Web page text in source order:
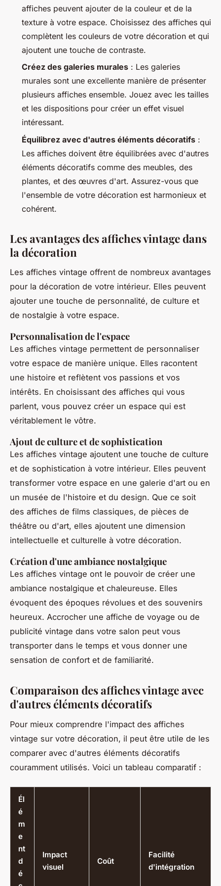
affiches peuvent ajouter de la couleur et de la
texture à votre espace. Choisissez des affiches qui
complètent les couleurs de votre décoration et qui
ajoutent une touche de contraste.
Créez des galeries murales : Les galeries
murales sont une excellente manière de présenter
plusieurs affiches ensemble. Jouez avec les tailles
et les dispositions pour créer un effet visuel
intéressant.
Équilibrez avec d'autres éléments décoratifs :
Les affiches doivent être équilibrées avec d'autres
éléments décoratifs comme des meubles, des
plantes, et des œuvres d'art. Assurez-vous que
l'ensemble de votre décoration est harmonieux et
cohérent.
Les avantages des affiches vintage dans
la décoration
Les affiches vintage offrent de nombreux avantages
pour la décoration de votre intérieur. Elles peuvent
ajouter une touche de personnalité, de culture et
de nostalgie à votre espace.
Personnalisation de l'espace
Les affiches vintage permettent de personnaliser
votre espace de manière unique. Elles racontent
une histoire et reflètent vos passions et vos
intérêts. En choisissant des affiches qui vous
parlent, vous pouvez créer un espace qui est
véritablement le vôtre.
Ajout de culture et de sophistication
Les affiches vintage ajoutent une touche de culture
et de sophistication à votre intérieur. Elles peuvent
transformer votre espace en une galerie d'art ou en
un musée de l'histoire et du design. Que ce soit
des affiches de films classiques, de pièces de
théâtre ou d'art, elles ajoutent une dimension
intellectuelle et culturelle à votre décoration.
Création d'une ambiance nostalgique
Les affiches vintage ont le pouvoir de créer une
ambiance nostalgique et chaleureuse. Elles
évoquent des époques révolues et des souvenirs
heureux. Accrocher une affiche de voyage ou de
publicité vintage dans votre salon peut vous
transporter dans le temps et vous donner une
sensation de confort et de familiarité.
Comparaison des affiches vintage avec
d'autres éléments décoratifs
Pour mieux comprendre l'impact des affiches
vintage sur votre décoration, il peut être utile de les
comparer avec d'autres éléments décoratifs
couramment utilisés. Voici un tableau comparatif :
Él
é
m
e
nt
d
é
Impact
visuel
Coût
Facilité
d'intégration